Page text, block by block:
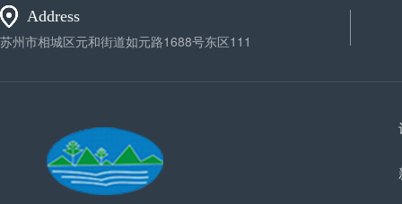
Address
苏州市相城区元和街道如元路1688号东区111